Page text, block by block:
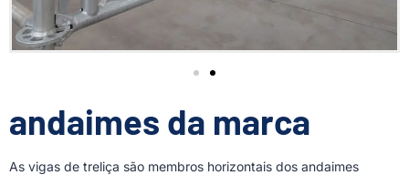
andaimes da marca
As vigas de treliça são membros horizontais dos andaimes